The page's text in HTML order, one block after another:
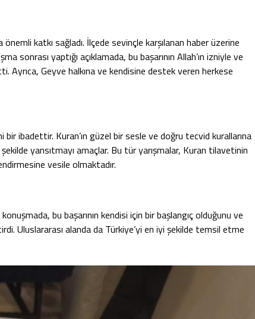
katkı sağladı. İlçede sevinçle karşılanan haber üzerine
sonrası yaptığı açıklamada, bu başarının Allah’ın izniyle ve
Ayrıca, Geyve halkına ve kendisine destek veren herkese
ibadettir. Kuran’ın güzel bir sesle ve doğru tecvid kurallarına
yansıtmayı amaçlar. Bu tür yarışmalar, Kuran tilavetinin
vesile olmaktadır.
bu başarının kendisi için bir başlangıç olduğunu ve
Uluslararası alanda da Türkiye’yi en iyi şekilde temsil etme